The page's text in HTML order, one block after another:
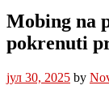
Mobing na
pokrenuti
јул 30, 2025 by